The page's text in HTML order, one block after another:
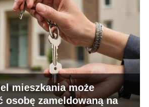
mieszkania może
osobę zameldowaną na